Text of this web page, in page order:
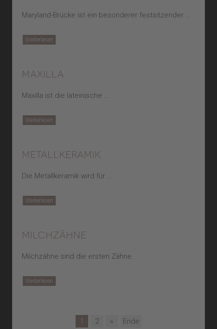
Maryland-Brücke ist ein besonderer festsitzender …
Weiterlesen
maxilla
Maxilla ist die lateinische …
Weiterlesen
metallkeramik
Die Metallkeramik wird für …
Weiterlesen
milchzähne
Milchzähne sind die ersten Zähne.
Weiterlesen
1 2 » Ende